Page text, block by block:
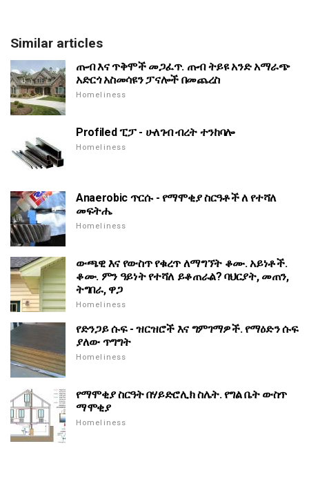
Similar articles
ጡብ እና ጥቅሞች መጋፈጥ. ጡብ ትይዩ አንድ አማራጭ
አድርጎ አስመሳዩን ፓናሎች በመጨረስ
Homeliness
Profiled ፒፓ - ሁለገብ ብረት ተንከባሎ
Homeliness
Anaerobic ጥርሱ - የማሞቂያ ስርዓቶች ለ የተሻለ
መፍትሔ
Homeliness
ውጫዊ እና የውስጥ የቁረጥ ለማግኘት ቆሙ. አይነቶች.
ቆሙ. ምን ዓይነት የተሻለ ይቆጠራል? ባህርያት, መጠን,
ትግበራ, ዋጋ
Homeliness
የድንጋይ ሱፍ - ዝርዝሮች እና ግምገማዎች. የማዕድን ሱፍ
ያለው ጥግግት
Homeliness
የማሞቂያ ስርዓት በሃይድሮሊክ ስሌት. የግል ቤት ውስጥ
ማሞቂያ
Homeliness